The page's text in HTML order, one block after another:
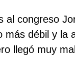
al congreso
débil y la
llegó muy